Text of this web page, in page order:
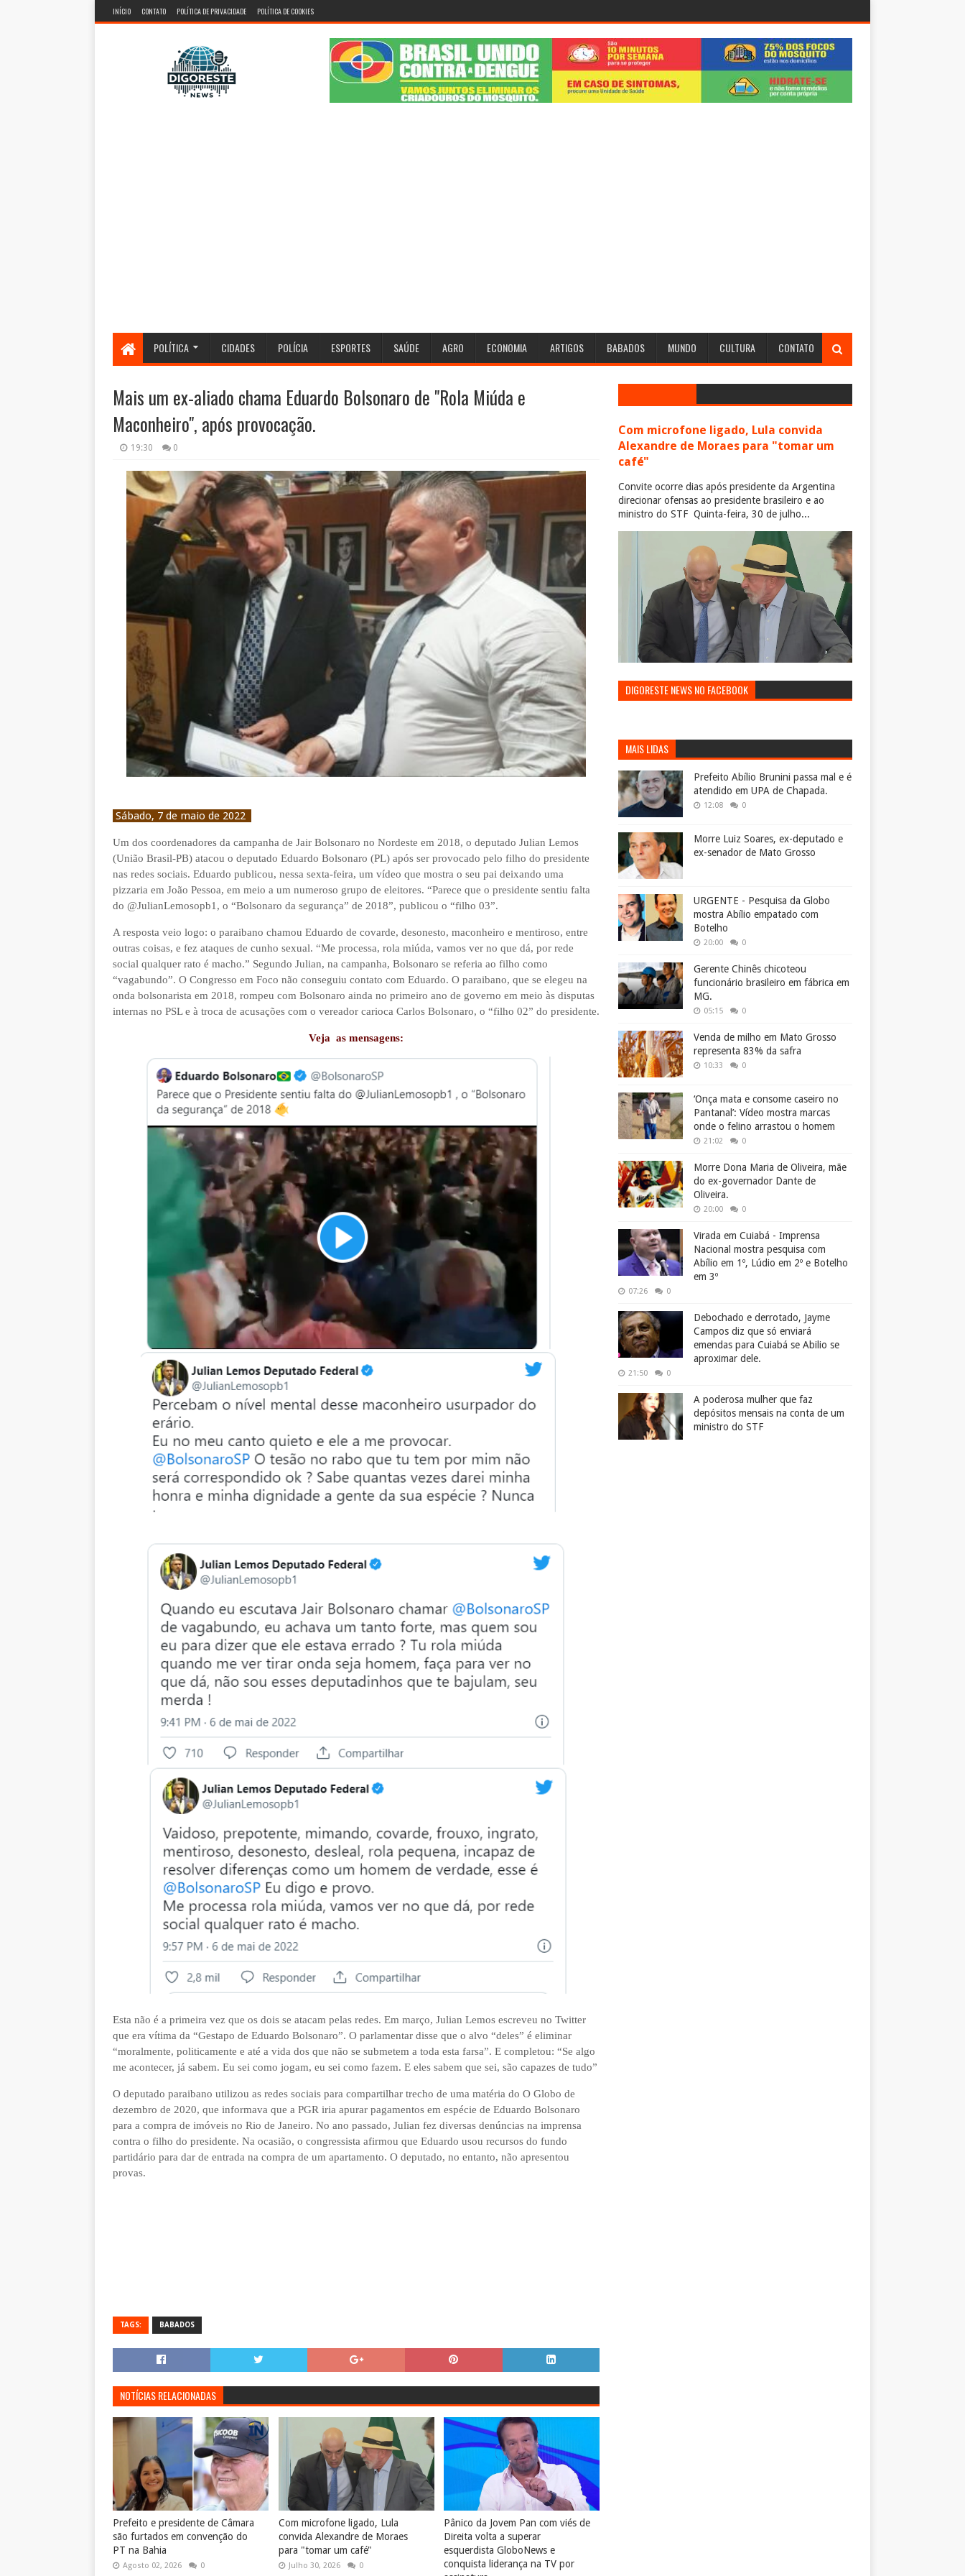
INÍCIO CONTATO POLÍTICA DE PRIVACIDADE POLÍTICA DE COOKIES
POLÍTICA CIDADES POLÍCIA ESPORTES SAÚDE AGRO ECONOMIA ARTIGOS BABADOS MUNDO CULTURA CONTATO
Mais um ex-aliado chama Eduardo Bolsonaro de "Rola Miúda e
Maconheiro", após provocação.
19:30 0
Sábado, 7 de maio de 2022
Um dos coordenadores da campanha de Jair Bolsonaro no Nordeste em 2018, o deputado Julian Lemos
(União Brasil-PB) atacou o deputado Eduardo Bolsonaro (PL) após ser provocado pelo filho do presidente
nas redes sociais. Eduardo publicou, nessa sexta-feira, um vídeo que mostra o seu pai deixando uma
pizzaria em João Pessoa, em meio a um numeroso grupo de eleitores. “Parece que o presidente sentiu falta
do @JulianLemosopb1, o “Bolsonaro da segurança” de 2018”, publicou o “filho 03”.
A resposta veio logo: o paraibano chamou Eduardo de covarde, desonesto, maconheiro e mentiroso, entre
outras coisas, e fez ataques de cunho sexual. “Me processa, rola miúda, vamos ver no que dá, por rede
social qualquer rato é macho.” Segundo Julian, na campanha, Bolsonaro se referia ao filho como
“vagabundo”. O Congresso em Foco não conseguiu contato com Eduardo. O paraibano, que se elegeu na
onda bolsonarista em 2018, rompeu com Bolsonaro ainda no primeiro ano de governo em meio às disputas
internas no PSL e à troca de acusações com o vereador carioca Carlos Bolsonaro, o “filho 02” do presidente.
Veja as mensagens:
Esta não é a primeira vez que os dois se atacam pelas redes. Em março, Julian Lemos escreveu no Twitter
que era vítima da “Gestapo de Eduardo Bolsonaro”. O parlamentar disse que o alvo “deles” é eliminar
“moralmente, politicamente e até a vida dos que não se submetem a toda esta farsa”. E completou: “Se algo
me acontecer, já sabem. Eu sei como jogam, eu sei como fazem. E eles sabem que sei, são capazes de tudo”
O deputado paraibano utilizou as redes sociais para compartilhar trecho de uma matéria do O Globo de
dezembro de 2020, que informava que a PGR iria apurar pagamentos em espécie de Eduardo Bolsonaro
para a compra de imóveis no Rio de Janeiro. No ano passado, Julian fez diversas denúncias na imprensa
contra o filho do presidente. Na ocasião, o congressista afirmou que Eduardo usou recursos do fundo
partidário para dar de entrada na compra de um apartamento. O deputado, no entanto, não apresentou
provas.
TAGS: BABADOS
NOTÍCIAS RELACIONADAS
Prefeito e presidente de Câmara
são furtados em convenção do
PT na Bahia
Agosto 02, 2026 0
Com microfone ligado, Lula
convida Alexandre de Moraes
para "tomar um café"
Julho 30, 2026 0
Pânico da Jovem Pan com viés de
Direita volta a superar
esquerdista GloboNews e
conquista liderança na TV por
Com microfone ligado, Lula convida
Alexandre de Moraes para "tomar um
café"
Convite ocorre dias após presidente da Argentina
direcionar ofensas ao presidente brasileiro e ao
ministro do STF Quinta-feira, 30 de julho...
DIGORESTE NEWS NO FACEBOOK
MAIS LIDAS
Prefeito Abílio Brunini passa mal e é
atendido em UPA de Chapada.
12:08 0
Morre Luiz Soares, ex-deputado e
ex-senador de Mato Grosso
URGENTE - Pesquisa da Globo
mostra Abílio empatado com
Botelho
20:00 0
Gerente Chinês chicoteou
funcionário brasileiro em fábrica em
MG.
05:15 0
Venda de milho em Mato Grosso
representa 83% da safra
10:33 0
‘Onça mata e consome caseiro no
Pantanal’: Vídeo mostra marcas
onde o felino arrastou o homem
21:02 0
Morre Dona Maria de Oliveira, mãe
do ex-governador Dante de
Oliveira.
20:00 0
Virada em Cuiabá - Imprensa
Nacional mostra pesquisa com
Abílio em 1º, Lúdio em 2º e Botelho
em 3º
07:26 0
Debochado e derrotado, Jayme
Campos diz que só enviará
emendas para Cuiabá se Abilio se
aproximar dele.
21:50 0
A poderosa mulher que faz
depósitos mensais na conta de um
ministro do STF